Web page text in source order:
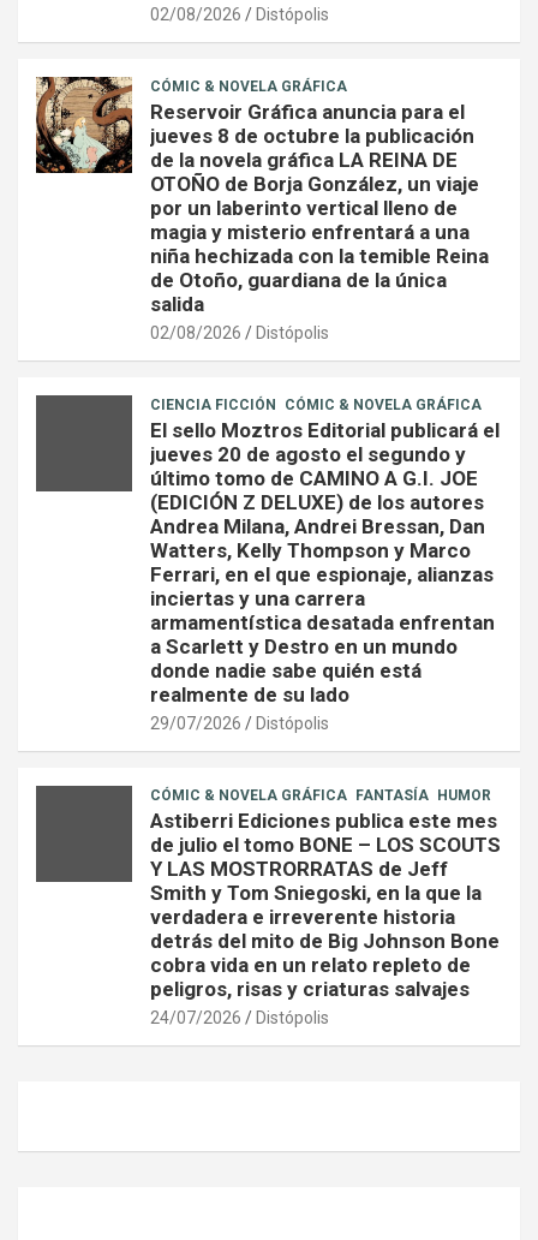
02/08/2026 Distópolis
CÓMIC & NOVELA GRÁFICA
Reservoir Gráfica anuncia para el
jueves 8 de octubre la publicación
de la novela gráfica LA REINA DE
OTOÑO de Borja González, un viaje
por un laberinto vertical lleno de
magia y misterio enfrentará a una
niña hechizada con la temible Reina
de Otoño, guardiana de la única
salida
02/08/2026 Distópolis
CIENCIA FICCIÓN CÓMIC & NOVELA GRÁFICA
El sello Moztros Editorial publicará el
jueves 20 de agosto el segundo y
último tomo de CAMINO A G.I. JOE
(EDICIÓN Z DELUXE) de los autores
Andrea Milana, Andrei Bressan, Dan
Watters, Kelly Thompson y Marco
Ferrari, en el que espionaje, alianzas
inciertas y una carrera
armamentística desatada enfrentan
a Scarlett y Destro en un mundo
donde nadie sabe quién está
realmente de su lado
29/07/2026 Distópolis
CÓMIC & NOVELA GRÁFICA FANTASÍA HUMOR
Astiberri Ediciones publica este mes
de julio el tomo BONE – LOS SCOUTS
Y LAS MOSTRORRATAS de Jeff
Smith y Tom Sniegoski, en la que la
verdadera e irreverente historia
detrás del mito de Big Johnson Bone
cobra vida en un relato repleto de
peligros, risas y criaturas salvajes
24/07/2026 Distópolis